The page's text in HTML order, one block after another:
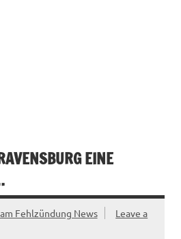
EINE
Fehlzündung News
Leave a